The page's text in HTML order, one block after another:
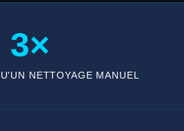
3×
NETTOYAGE MANUEL